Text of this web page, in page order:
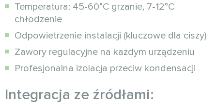
Temperatura: 45-60°C grzanie, 7-12°C
chłodzenie
Odpowietrzenie instalacji (kluczowe dla ciszy)
Zawory regulacyjne na każdym urządzeniu
Profesjonalna izolacja przeciw kondensacji
Integracja ze źródłami: